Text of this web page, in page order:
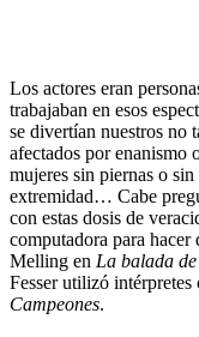
Los actores eran
trabajaban en esos
se divertían nuestros no
afectados por enanismo
mujeres sin piernas o
extremidad… Cabe
con estas dosis de
computadora para hacer
Melling en La balada
Fesser utilizó intérpretes
Campeones.